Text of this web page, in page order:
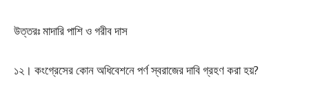
উত্তরঃ মাদারি পাশি ও গরীব দাস
১২। কংগ্রেসের কোন অধিবেশনে পর্ণ স্বরাজের দাবি গ্রহণ করা হয়?